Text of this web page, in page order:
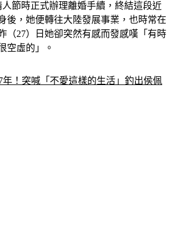
節時正式辦理離婚手續，終結這段近
後，她便轉往大陸發展事業，也時常在
（27）日她卻突然有感而發感嘆「有時
空虛的」。
年！突喊「不愛這樣的生活」釣出侯佩